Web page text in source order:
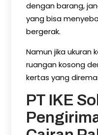
dengan barang,
yang bisa
bergerak.
Namun jika ukuran
ruangan kosong
kertas yang
PT IKE